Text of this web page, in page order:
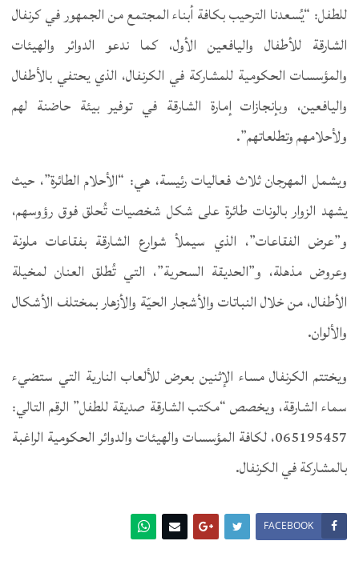
للطفل: “يُسعدنا الترحيب بكافة أبناء المجتمع من الجمهور في كرنفال
الشارقة للأطفال واليافعين الأول، كما ندعو الدوائر والهيئات
والمؤسسات الحكومية للمشاركة في الكرنفال، الذي يحتفي بالأطفال
واليافعين، وبإنجازات إمارة الشارقة في توفير بيئة حاضنة لهم
ولأحلامهم وتطلعاتهم”.
ويشمل المهرجان ثلاث فعاليات رئيسة، هي: “الأحلام الطائرة”، حيث
يشهد الزوار بالونات طائرة على شكل شخصيات تُحلق فوق رؤوسهم،
و”عرض الفقاعات”، الذي سيملأ شوارع الشارقة بفقاعات ملونة
وعروض مذهلة، و”الحديقة السحرية”، التي تُطلق العنان لمخيلة
الأطفال، من خلال النباتات والأشجار الحيّة والأزهار بمختلف الأشكال
والألوان.
ويختتم الكرنفال مساء الإثنين بعرض للألعاب النارية التي ستضيء
سماء الشارقة، ويخصص “مكتب الشارقة صديقة للطفل” الرقم التالي:
065195457، لكافة المؤسسات والهيئات والدوائر الحكومية الراغبة
بالمشاركة في الكرنفال.
FACEBOOK